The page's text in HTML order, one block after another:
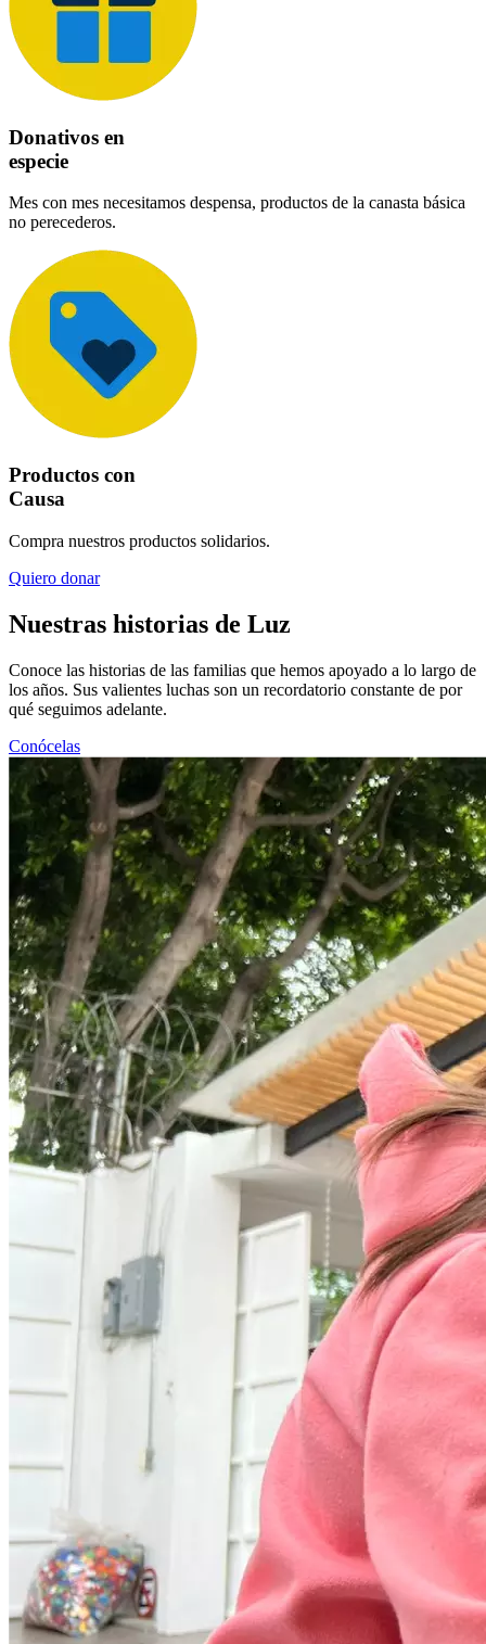
Donativos en
especie
Mes con mes necesitamos despensa, productos de la canasta básica
no perecederos.
Productos con
Causa
Compra nuestros productos solidarios.
Quiero donar
Nuestras historias de Luz
Conoce las historias de las familias que hemos apoyado a lo largo de
los años. Sus valientes luchas son un recordatorio constante de por
qué seguimos adelante.
Conócelas